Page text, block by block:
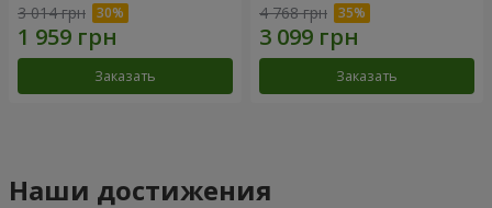
3 014 грн
Заказать
4 768 грн
Заказать
Наши достижения